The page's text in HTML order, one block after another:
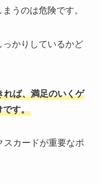
うのは危険です。
かりしているかど
れば、満足のいくゲ
です。
スカードが重要なポ